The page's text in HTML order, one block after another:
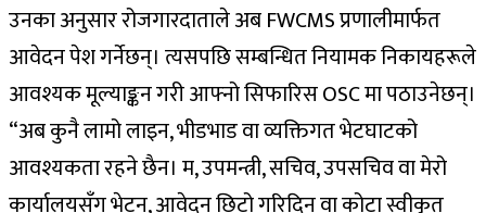
उनका अनुसार रोजगारदाताले अब FWCMS प्रणालीमार्फत
आवेदन पेश गर्नेछन्। त्यसपछि सम्बन्धित नियामक निकायहरूले
आवश्यक मूल्याङ्कन गरी आफ्नो सिफारिस OSC मा पठाउनेछन्।
“अब कुनै लामो लाइन, भीडभाड वा व्यक्तिगत भेटघाटको
आवश्यकता रहने छैन। म, उपमन्त्री, सचिव, उपसचिव वा मेरो
कार्यालयसँग भेट्न, आवेदन छिटो गरिदिन वा कोटा स्वीकृत